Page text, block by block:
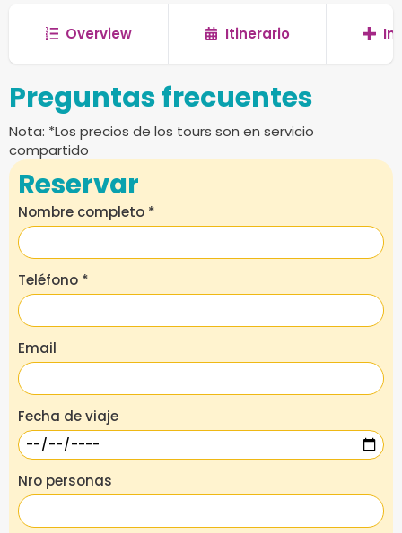
Overview Itinerario
Preguntas frecuentes
Nota: *Los precios de los tours son en servicio
compartido
Reservar
Nombre completo *
Teléfono *
Email
Fecha de viaje
Nro personas